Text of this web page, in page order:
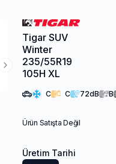
Next Slide
Tigar SUV
Winter
235/55R19
105H XL
C C 72dB B
Ürün Satışta Değil
Üretim Tarihi